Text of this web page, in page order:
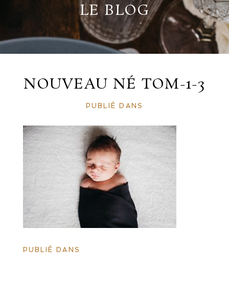
LE BLOG
NOUVEAU NÉ TOM-1-3
PUBLIÉ DANS
PUBLIÉ DANS